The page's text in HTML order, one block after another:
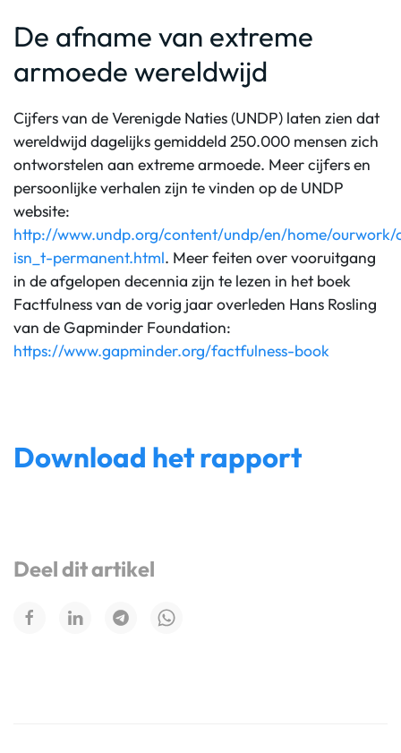
De afname van extreme
armoede wereldwijd
Cijfers van de Verenigde Naties (UNDP) laten zien dat
wereldwijd dagelijks gemiddeld 250.000 mensen zich
ontworstelen aan extreme armoede. Meer cijfers en
persoonlijke verhalen zijn te vinden op de UNDP
website:
http://www.undp.org/content/undp/en/home/ourwork/
isn_t-permanent.html. Meer feiten over vooruitgang
in de afgelopen decennia zijn te lezen in het boek
Factfulness van de vorig jaar overleden Hans Rosling
van de Gapminder Foundation:
https://www.gapminder.org/factfulness-book
Download het rapport
Deel dit artikel